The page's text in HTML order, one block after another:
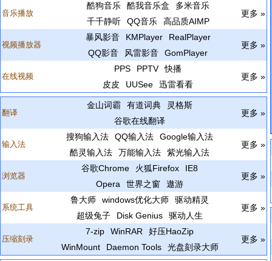
音乐播放
酷狗音乐 酷我音乐盒
多米音乐
千千静听
QQ音乐 高品质AIMP
更多 »
视频播放器
暴风影音 KMPlayer
RealPlayer
QQ影音
风雷影音 GomPlayer
更多 »
在线视频
PPS PPTV
快播
皮皮
UUSee 迅雷看看
更多 »
翻译
金山词霸 有道词典
灵格斯
谷歌在线翻译
更多 »
输入法
搜狗输入法 QQ输入法
Google输入法
酷灵输入法
万能输入法 紫光输入法
更多 »
浏览器
谷歌Chrome 火狐Firefox
IE8
Opera
世界之窗 遨游
更多 »
系统工具
鲁大师 windows优化大师
驱动精灵
超级兔子
Disk Genius 驱动人生
更多 »
压缩刻录
7-zip WinRAR
好压HaoZip
WinMount
Daemon Tools 光盘刻录大师
更多 »